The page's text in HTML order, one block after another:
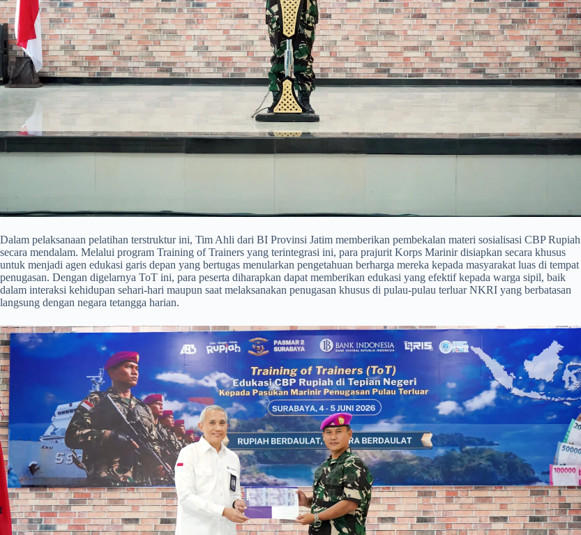
​Dalam pelaksanaan pelatihan terstruktur ini, Tim Ahli dari BI Provinsi Jatim memberikan pembekalan materi sosialisasi CBP Rupiah
secara mendalam. Melalui program Training of Trainers yang terintegrasi ini, para prajurit Korps Marinir disiapkan secara khusus
untuk menjadi agen edukasi garis depan yang bertugas menularkan pengetahuan berharga mereka kepada masyarakat luas di tempat
penugasan. Dengan digelarnya ToT ini, para peserta diharapkan dapat memberikan edukasi yang efektif kepada warga sipil, baik
dalam interaksi kehidupan sehari-hari maupun saat melaksanakan penugasan khusus di pulau-pulau terluar NKRI yang berbatasan
langsung dengan negara tetangga harian.